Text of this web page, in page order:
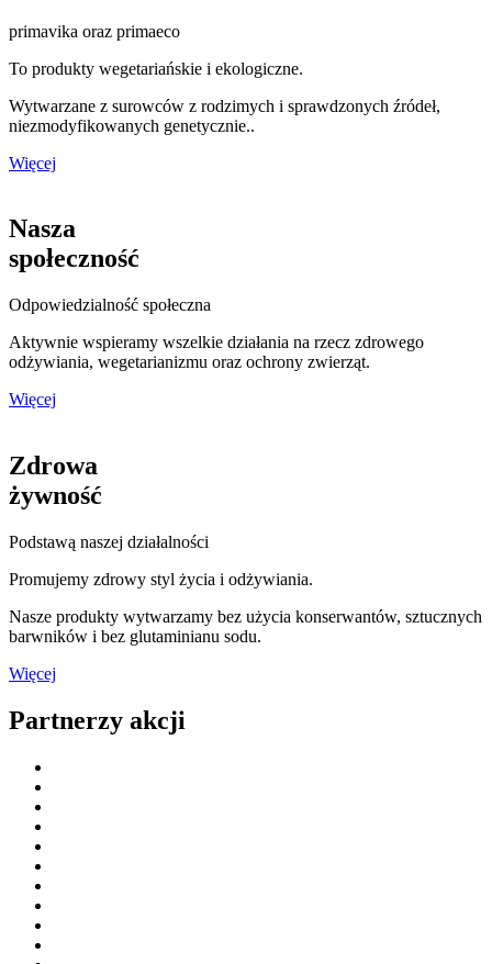
primavika oraz primaeco
To produkty wegetariańskie i ekologiczne.
Wytwarzane z surowców z rodzimych i sprawdzonych źródeł,
niezmodyfikowanych genetycznie..
Więcej
Nasza
społeczność
Odpowiedzialność społeczna
Aktywnie wspieramy wszelkie działania na rzecz zdrowego
odżywiania, wegetarianizmu oraz ochrony zwierząt.
Więcej
Zdrowa
żywność
Podstawą naszej działalności
Promujemy zdrowy styl życia i odżywiania.
Nasze produkty wytwarzamy bez użycia konserwantów, sztucznych
barwników i bez glutaminianu sodu.
Więcej
Partnerzy akcji